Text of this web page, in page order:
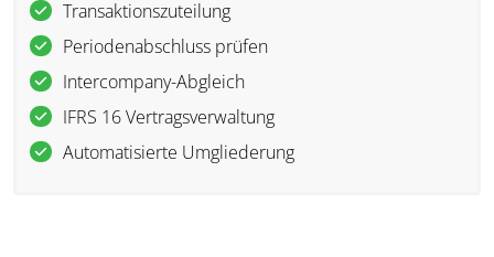
Transaktionszuteilung
Periodenabschluss prüfen
Intercompany-Abgleich
IFRS 16 Vertragsverwaltung
Automatisierte Umgliederung